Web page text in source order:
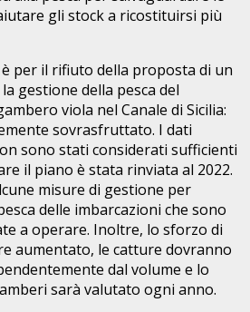
gli stock a ricostituirsi più
è per il rifiuto della proposta di un
gestione della pesca del
viola nel Canale di Sicilia:
sovrasfruttato. I dati
sono stati considerati sufficienti
il piano è stata rinviata al 2022.
misure di gestione per
delle imbarcazioni che sono
a operare. Inoltre, lo sforzo di
aumentato, le catture dovranno
dal volume e lo
sarà valutato ogni anno.